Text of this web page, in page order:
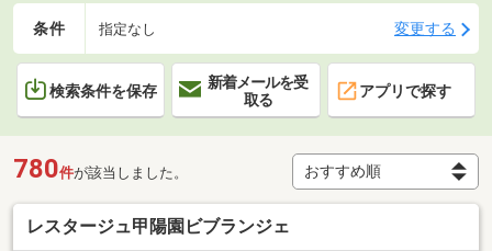
条件 指定なし 変更する
検索条件を保存
新着メールを受
取る
アプリで探す
780件が該当しました。
レスタージュ甲陽園ビブランジェ